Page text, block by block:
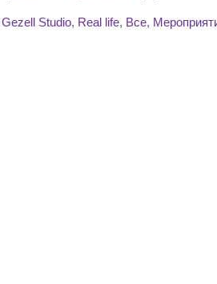
Gezell Studio, Real life, Все,